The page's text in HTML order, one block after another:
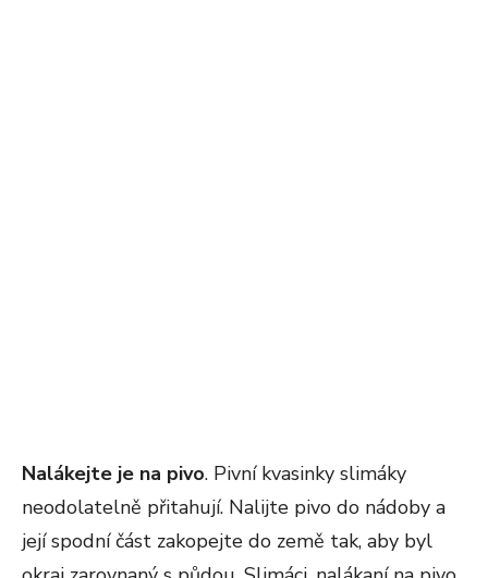
Nalákejte je na pivo. Pivní kvasinky slimáky
neodolatelně přitahují. Nalijte pivo do nádoby a
její spodní část zakopejte do země tak, aby byl